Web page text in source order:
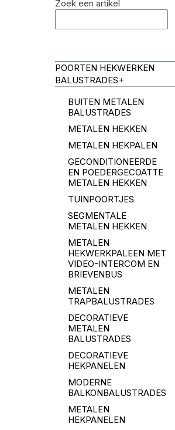
Zoek een artikel
POORTEN HEKWERKEN
BALUSTRADES+
BUITEN METALEN
BALUSTRADES
METALEN HEKKEN
METALEN HEKPALEN
GECONDITIONEERDE
EN POEDERGECOATTE
METALEN HEKKEN
TUINPOORTJES
SEGMENTALE
METALEN HEKKEN
METALEN
HEKWERKPALEEN MET
VIDEO-INTERCOM EN
BRIEVENBUS
METALEN
TRAPBALUSTRADES
DECORATIEVE
METALEN
BALUSTRADES
DECORATIEVE
HEKPANELEN
MODERNE
BALKONBALUSTRADES
METALEN
HEKPANELEN